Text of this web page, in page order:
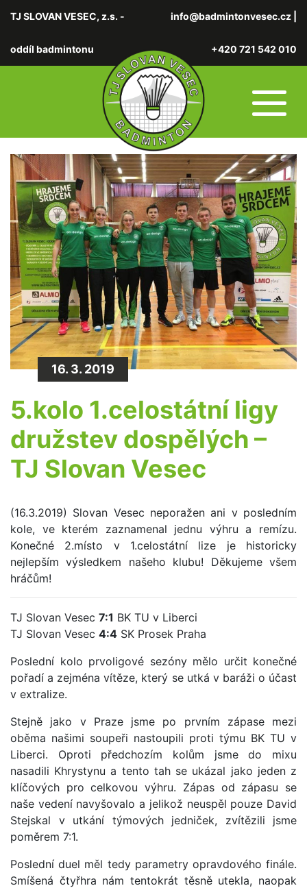
TJ SLOVAN VESEC, z.s. -
oddíl badmintonu
info@badmintonvesec.cz
+420 721 542 010
16. 3. 2019
5.kolo 1.celostátní ligy
družstev dospělých –
TJ Slovan Vesec
(16.3.2019) Slovan Vesec neporažen ani v posledním
kole, ve kterém zaznamenal jednu výhru a remízu.
Konečné 2.místo v 1.celostátní lize je historicky
nejlepším výsledkem našeho klubu! Děkujeme všem
hráčům!
TJ Slovan Vesec 7:1 BK TU v Liberci
TJ Slovan Vesec 4:4 SK Prosek Praha
Poslední kolo prvoligové sezóny mělo určit konečné
pořadí a zejména vítěze, který se utká v baráži o účast
v extralize.
Stejně jako v Praze jsme po prvním zápase mezi
oběma našimi soupeři nastoupili proti týmu BK TU v
Liberci. Oproti předchozím kolům jsme do mixu
nasadili Khrystynu a tento tah se ukázal jako jeden z
klíčových pro celkovou výhru. Zápas od zápasu se
naše vedení navyšovalo a jelikož neuspěl pouze David
Stejskal v utkání týmových jedniček, zvítězili jsme
poměrem 7:1.
Poslední duel měl tedy parametry opravdového finále.
Smíšená čtyřhra nám tentokrát těsně utekla, naopak